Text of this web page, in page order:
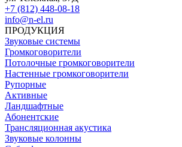
+7 (812) 448-08-18
info@n-el.ru
ПРОДУКЦИЯ
Звуковые системы
Громкоговорители
Потолочные громкоговорители
Настенные громкоговорители
Рупорные
Активные
Ландшафтные
Абонентские
Трансляционная акустика
Звуковые колонны